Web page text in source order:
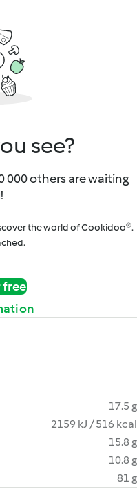
see?
000 others are waiting
the world of Cookidoo®.
free
17.5 g
2159 kJ / 516 kcal
15.8 g
10.8 g
81 g